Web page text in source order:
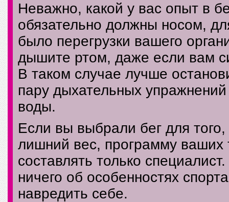
Неважно, какой у вас опыт в
обязательно должны носом,
было перегрузки вашего
дышите ртом, даже если вам
В таком случае лучше
пару дыхательных
воды.
Если вы выбрали бег для
лишний вес, программу ваших
составлять только
ничего об особенностях
навредить себе.